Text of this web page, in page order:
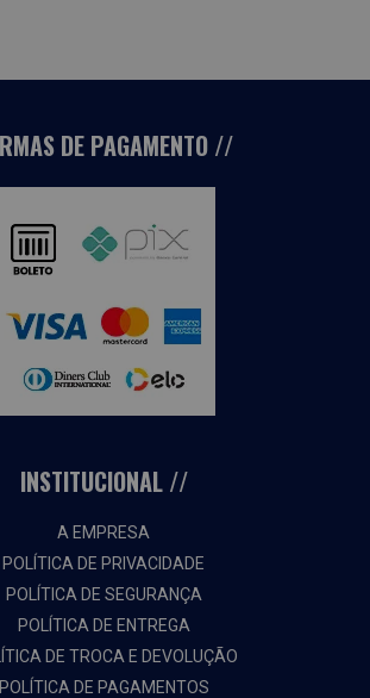
DE PAGAMENTO
INSTITUCIONAL
A EMPRESA
POLÍTICA DE PRIVACIDADE
POLÍTICA DE SEGURANÇA
POLÍTICA DE ENTREGA
DE TROCA E DEVOLUÇÃO
POLÍTICA DE PAGAMENTOS